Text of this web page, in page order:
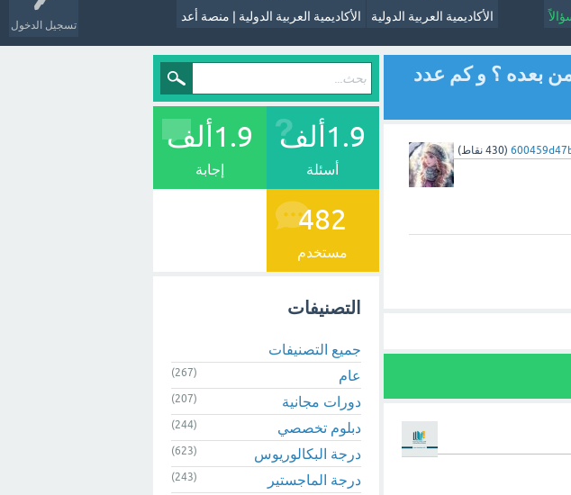
تسجيل الدخول
الأكاديمية العربية الدولية | منصة أعد الأكاديمية العربية الدولية
من بعده ؟ و كم عدد
(
430 نقاط) 1.9ألف
أسئلة
1.9ألف
إجابة
482
مستخدم
التصنيفات
جميع التصنيفات
عام
(267)
دورات مجانية (207)
دبلوم تخصصي (244)
درجة البكالوريوس (623)
درجة الماجستير (243)